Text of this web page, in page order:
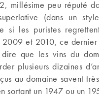
millésime peu réputé
(dans un
si les puristes
2009 et 2010, ce dernier
que les vins du
plusieurs dizaines
au domaine savent
sortant un 1947 ou un